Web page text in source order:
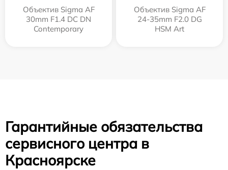
Объектив Sigma AF
30mm F1.4 DC DN
Contemporary
Объектив Sigma AF
24-35mm F2.0 DG
HSM Art
Гарантийные обязательства
сервисного центра в
Красноярске